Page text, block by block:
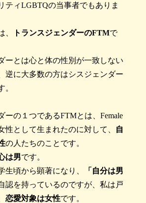
ティLGBTQの当事者でもありま
、
トランスジェンダーのFTMで
ーとは心と体の性別が一致しない
逆に大多数の方はシスジェンダー
。
ーの１つであるFTMとは、Female
性として生まれたのに対して、 自
の人たちのことです。
は男です。
生頃から顕著になり、
「自分は男
認を持っているのですが、私は戸
恋愛対象は女性です。